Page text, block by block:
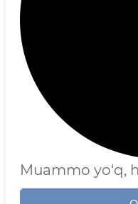
Muammo yo‘q,